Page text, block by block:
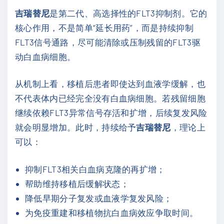
吉瑞替尼是第二代、高选择性的FLT3抑制剂。它的
核心作用，不是简单“延长用药”，而是持续抑制
FLT3信号通路，尽可能清除或压制残留的FLT3驱
动白血病细胞。
从机制上看，移植后患者即使达到血液学缓解，也
不代表体内已经完全没有白血病细胞。若残留细胞
继续依赖FLT3异常信号存活和扩增，后续复发风险
就会明显增加。此时，持续给予吉瑞替尼 ，理论上
可以：
抑制FLT3相关白血病克隆的再扩增；
帮助维持移植后缓解状态；
降低早期分子复发或血液学复发风险；
为免疫重建和移植物抗白血病效应争取时间。